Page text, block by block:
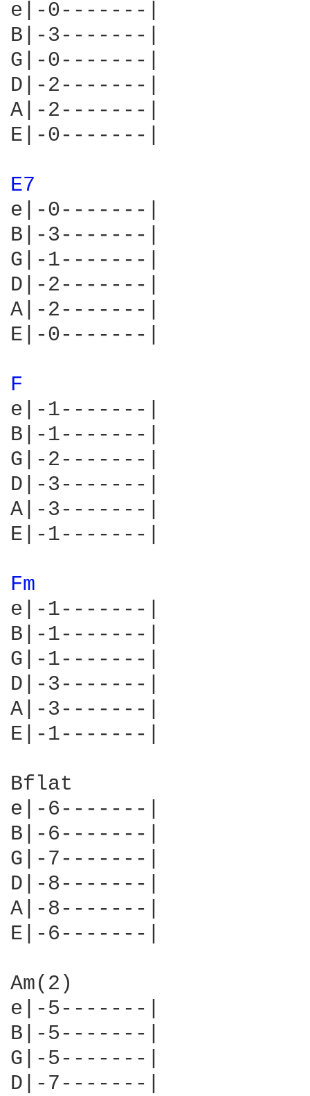
e|-0-------|
B|-3-------|
G|-0-------|
D|-2-------|
A|-2-------|
E|-0-------|
E7
e|-0-------|
B|-3-------|
G|-1-------|
D|-2-------|
A|-2-------|
E|-0-------|
F
e|-1-------|
B|-1-------|
G|-2-------|
D|-3-------|
A|-3-------|
E|-1-------|
Fm
e|-1-------|
B|-1-------|
G|-1-------|
D|-3-------|
A|-3-------|
E|-1-------|
Bflat
e|-6-------|
B|-6-------|
G|-7-------|
D|-8-------|
A|-8-------|
E|-6-------|
Am(2)
e|-5-------|
B|-5-------|
G|-5-------|
D|-7-------|